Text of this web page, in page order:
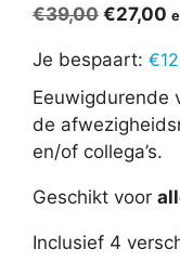
€39,00
was:
€39,00.
€27,00
Je bespaart: €
Eeuwigdurende
de
en/of collega’s.
Geschikt voor
Inclusief 4